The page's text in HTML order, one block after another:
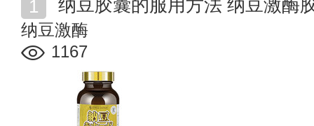
纳豆胶囊的服用方法 纳豆激酶
纳豆激酶
1167